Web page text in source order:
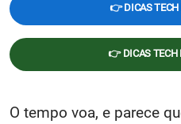
👉 DICAS TECH
👉 DICAS TECH
O tempo voa, e parece